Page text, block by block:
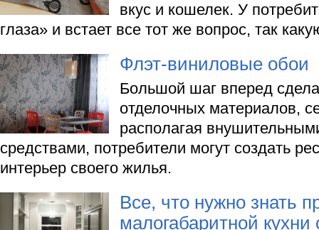
вкус и кошелек. У
глаза» и встает все тот же вопрос, так
Флэт-виниловые обои
Большой шаг вперед
отделочных материалов,
располагая
средствами, потребители могут создать
интерьер своего жилья.
Все, что нужно знать
малогабаритной